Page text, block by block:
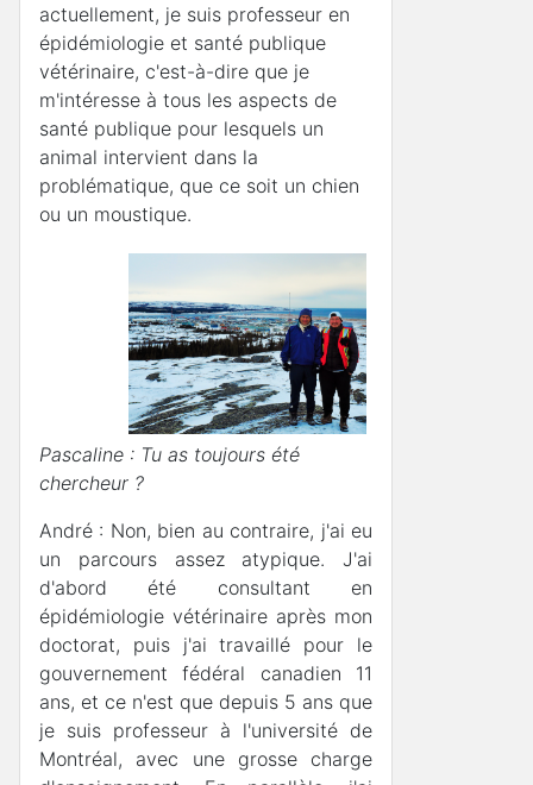
actuellement, je suis professeur en
épidémiologie et santé publique
vétérinaire, c'est-à-dire que je
m'intéresse à tous les aspects de
santé publique pour lesquels un
animal intervient dans la
problématique, que ce soit un chien
ou un moustique.
Pascaline : Tu as toujours été
chercheur ?
André : Non, bien au contraire, j'ai eu
un parcours assez atypique. J'ai
d'abord été consultant en
épidémiologie vétérinaire après mon
doctorat, puis j'ai travaillé pour le
gouvernement fédéral canadien 11
ans, et ce n'est que depuis 5 ans que
je suis professeur à l'université de
Montréal, avec une grosse charge